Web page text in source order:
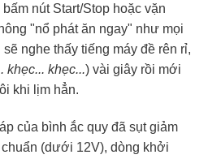
bấm nút Start/Stop hoặc vặn
"nổ phát ăn ngay" như mọi
nghe thấy tiếng máy đề rên rỉ,
khẹc... khẹc...) vài giây rồi mới
khi lịm hẳn.
của bình ắc quy đã sụt giảm
(dưới 12V), dòng khởi